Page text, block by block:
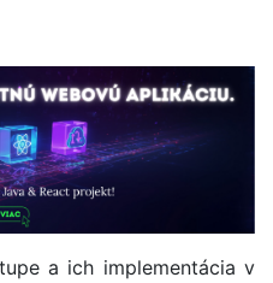
a ich implementácia v